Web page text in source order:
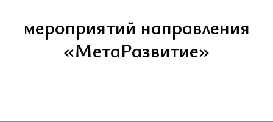
мероприятий направления
«МетаРазвитие»